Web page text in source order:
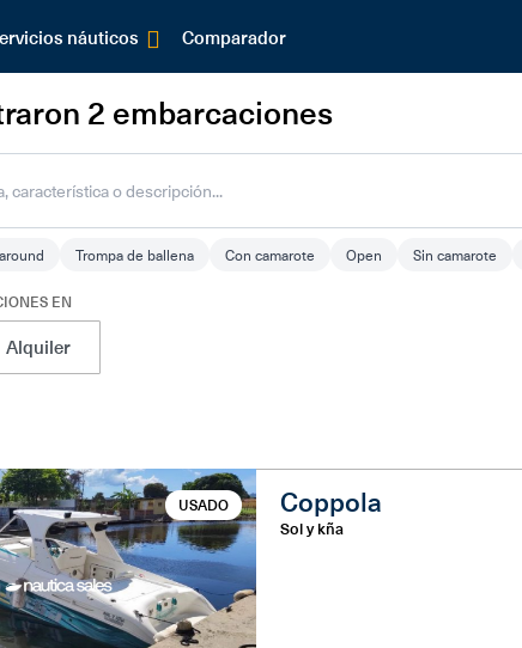
náuticos Comparador
2 embarcaciones
Trompa de ballena Con camarote Open Sin camarote
EN
Alquiler
USADO Coppola
Sol y kña